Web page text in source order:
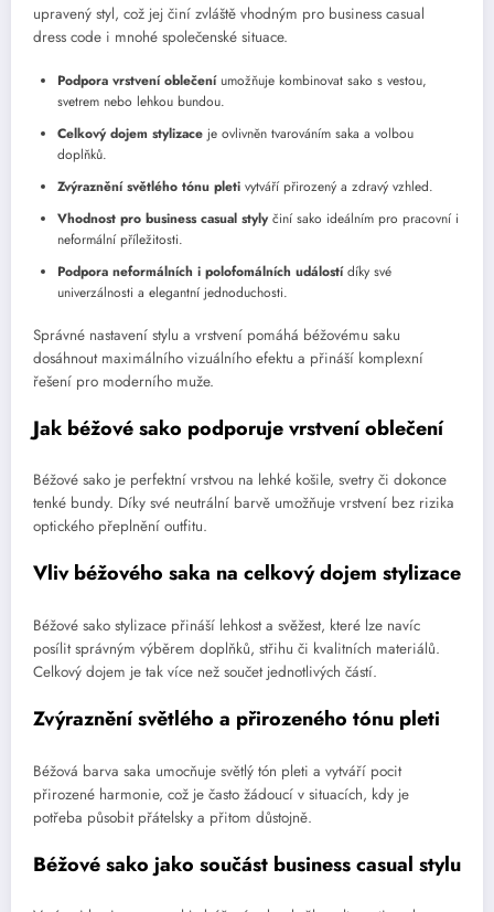
upravený styl, což jej činí zvláště vhodným pro business casual
dress code i mnohé společenské situace.
Podpora vrstvení oblečeníumožňuje kombinovat sako s vestou,
svetrem nebo lehkou bundou.
Celkový dojem stylizace je ovlivněn tvarováním saka a volbou
doplňků.
Zvýraznění světlého tónu pleti vytváří přirozený a zdravý vzhled.
Vhodnost pro business casual stylyčiní sako ideálním pro pracovní i
neformální příležitosti.
Podpora neformálních i polofomálních událostídíky své
univerzálnosti a elegantní jednoduchosti.
Správné nastavení stylu a vrstvení pomáhá béžovému saku
dosáhnout maximálního vizuálního efektu a přináší komplexní
řešení pro moderního muže.
Jak béžové sako podporuje vrstvení oblečení
Béžové sako je perfektní vrstvou na lehké košile, svetry či dokonce
tenké bundy. Díky své neutrální barvě umožňuje vrstvení bez rizika
optického přeplnění outfitu.
Vliv béžového saka na celkový dojem stylizace
Béžové sako stylizace přináší lehkost a svěžest, které lze navíc
posílit správným výběrem doplňků, střihu či kvalitních materiálů.
Celkový dojem je tak více než součet jednotlivých částí.
Zvýraznění světlého a přirozeného tónu pleti
Béžová barva saka umocňuje světlý tón pleti a vytváří pocit
přirozené harmonie, což je často žádoucí v situacích, kdy je
potřeba působit přátelsky a přitom důstojně.
Béžové sako jako součást business casual stylu